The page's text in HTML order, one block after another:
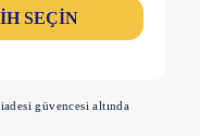
SEÇİN
güvencesi altında